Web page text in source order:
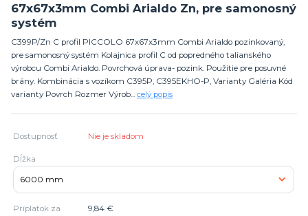
67x67x3mm Combi Arialdo Zn, pre samonosný
systém
C399P/Zn C profil PICCOLO 67x67x3mm Combi Arialdo pozinkovaný,
pre samonosný systém Kolajnica profil C od popredného talianského
výrobcu Combi Arialdo. Povrchová úprava- pozink. Použitie pre posuvné
brány. Kombinácia s vozíkom C395P, C395EKHO-P, Varianty Galéria Kód
varianty Povrch Rozmer Výrob... celý popis
Dostupnosť Nie je skladom
Dĺžka
Príplatok za
9,84 €